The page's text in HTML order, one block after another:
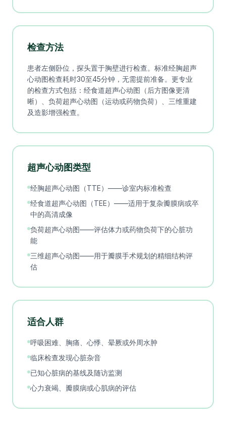
检查方法
患者左侧卧位，探头置于胸壁进行检查。标准经胸超声
心动图检查耗时30至45分钟，无需提前准备。更专业
的检查方式包括：经食道超声心动图（后方图像更清
晰）、负荷超声心动图（运动或药物负荷）、三维重建
及造影增强检查。
超声心动图类型
经胸超声心动图（TTE）——诊室内标准检查
经食道超声心动图（TEE）——适用于复杂瓣膜病或卒
中的高清成像
负荷超声心动图——评估体力或药物负荷下的心脏功
能
三维超声心动图——用于瓣膜手术规划的精细结构评
估
适合人群
呼吸困难、胸痛、心悸、晕厥或外周水肿
临床检查发现心脏杂音
已知心脏病的基线及随访监测
心力衰竭、瓣膜病或心肌病的评估